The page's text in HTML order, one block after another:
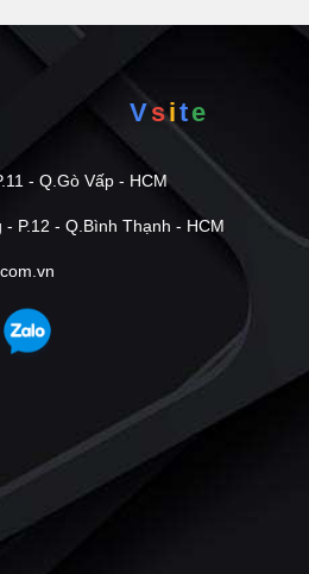
Vsite
- Q.Gò Vấp - HCM
P.12 - Q.Bình Thạnh - HCM